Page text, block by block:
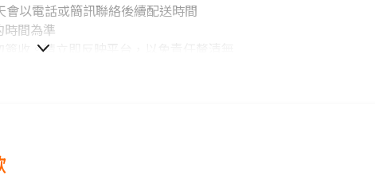
以電話或簡訊聯絡後續配送時間
時間為準
收。請立即反映平台，以免責任釐清無
將會再另外發送簡訊通知。